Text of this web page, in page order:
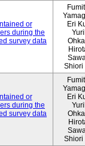
or
during the
survey data
Eri
Shiori
or
during the
survey data
Eri
Shiori